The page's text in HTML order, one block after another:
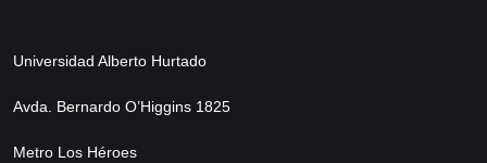
Universidad Alberto Hurtado
Avda. Bernardo O’Higgins 1825
Metro Los Héroes